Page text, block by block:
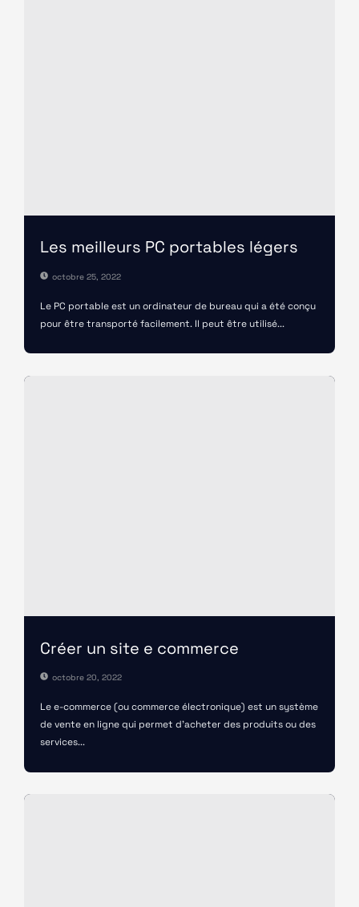
Les meilleurs PC portables légers
octobre 25, 2022
Le PC portable est un ordinateur de bureau qui a été conçu
pour être transporté facilement. Il peut être utilisé...
Créer un site e commerce
octobre 20, 2022
Le e-commerce (ou commerce électronique) est un système
de vente en ligne qui permet d’acheter des produits ou des
services...